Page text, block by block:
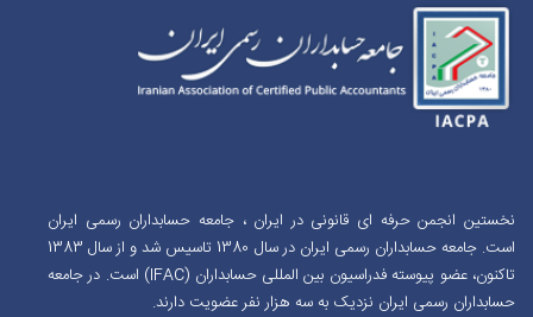
نخستین انجمن حرفه ای قانونی در ایران ، جامعه حسابداران رسمی ایران
است. جامعه حسابداران رسمی ایران در سال 1380 تاسیس شد و از سال 1383
تاکنون، عضو پیوسته فدراسیون بین المللی حسابداران (IFAC) است. در جامعه
حسابداران رسمی ایران نزدیک به سه هزار نفر عضویت دارند.